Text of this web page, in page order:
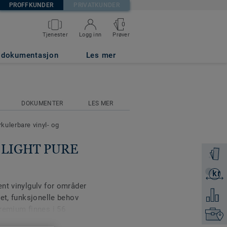
PROFFKUNDER PRIVATKUNDER
Tjenester Logg inn
0
Prøver
Les mer
Få en
kr
Få et
Legg
Finn
DOKUMENTER LES MER
vinyl- og
PURE
vinylgulv for områder
funksjonelle behov